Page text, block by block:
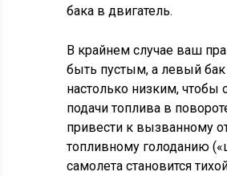
бака в двигатель.
В крайнем случае ваш
быть пустым, а левый
настолько низким, чтобы
подачи топлива в
привести к вызванному
топливному голоданию
самолета становится